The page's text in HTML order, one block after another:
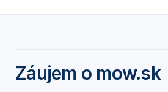
Záujem o mow.sk